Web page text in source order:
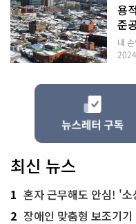
용
준
내
최신 뉴스
1 혼자 근무해도 안심! '
2 장애인 맞춤형 보조기기